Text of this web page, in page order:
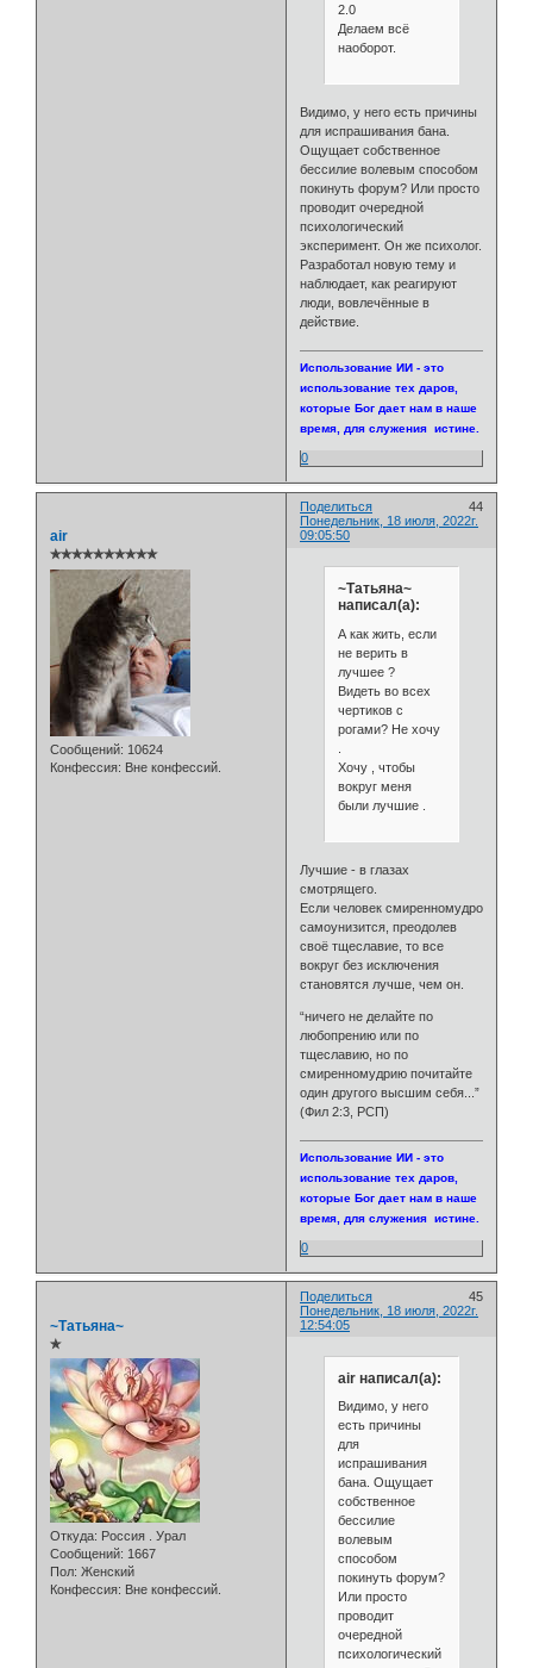
2.0
Делаем всё
наоборот.
Видимо, у него есть причины
для испрашивания бана.
Ощущает собственное
бессилие волевым способом
покинуть форум? Или просто
проводит очередной
психологический
эксперимент. Он же психолог.
Разработал новую тему и
наблюдает, как реагируют
люди, вовлечённые в
действие.
Использование ИИ - это
использование тех даров,
которые Бог дает нам в наше
время, для служения истине.
0
Поделиться
44
Понедельник, 18 июля, 2022г.
09:05:50
air
✯✯✯✯✯✯✯✯✯✯
Сообщений: 10624
Конфессия: Вне конфессий.
~Татьяна~
написал(а):
А как жить, если
не верить в
лучшее ?
Видеть во всех
чертиков с
рогами? Не хочу
Хочу , чтобы
вокруг меня
были лучшие .
Лучшие - в глазах
смотрящего.
Если человек смиренномудро
самоунизится, преодолев
своё тщеславие, то все
вокруг без исключения
становятся лучше, чем он.
“ничего не делайте по
любопрению или по
тщеславию, но по
смиренномудрию почитайте
один другого высшим себя...”
(Фил 2:3, РСП)
Использование ИИ - это
использование тех даров,
которые Бог дает нам в наше
время, для служения истине.
0
Поделиться
45
Понедельник, 18 июля, 2022г.
12:54:05
~Татьяна~
✯
Откуда: Россия . Урал
Сообщений: 1667
Пол: Женский
Конфессия: Вне конфессий.
air написал(а):
Видимо, у него
есть причины
для
испрашивания
бана. Ощущает
собственное
бессилие
волевым
способом
покинуть форум?
Или просто
проводит
очередной
психологический